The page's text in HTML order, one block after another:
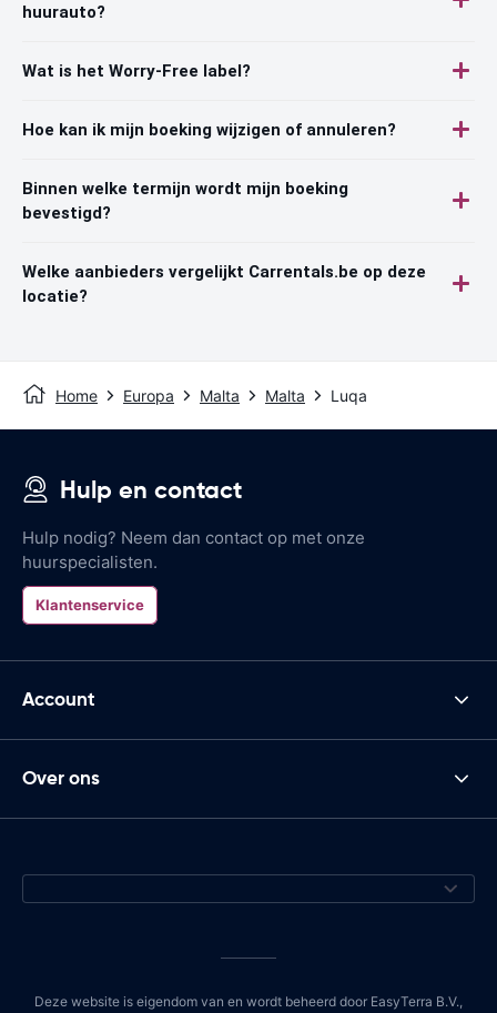
huurauto?
Wat is het Worry-Free label?
Hoe kan ik mijn boeking wijzigen of annuleren?
Binnen welke termijn wordt mijn boeking
bevestigd?
Welke aanbieders vergelijkt Carrentals.be op deze
locatie?
Home Europa Malta Malta Luqa
Hulp en contact
Hulp nodig? Neem dan contact op met onze
huurspecialisten.
Klantenservice
Account
Over ons
Deze website is eigendom van en wordt beheerd door EasyTerra B.V.,